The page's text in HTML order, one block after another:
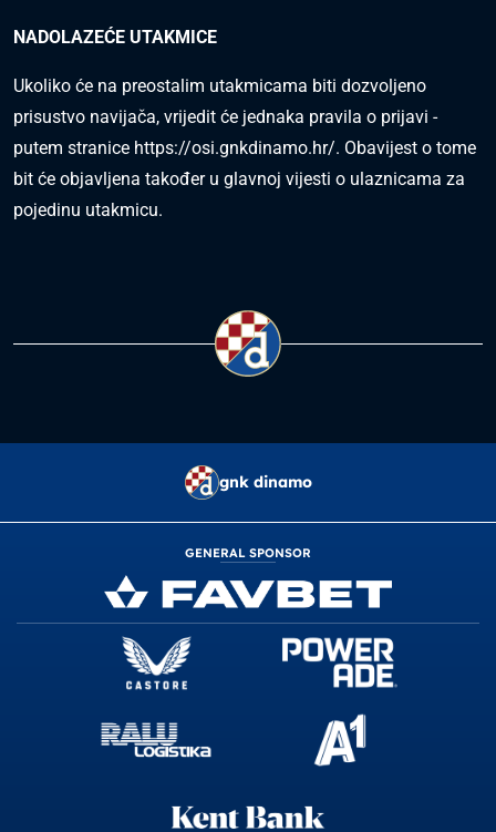
NADOLAZEĆE UTAKMICE
Ukoliko će na preostalim utakmicama biti dozvoljeno
prisustvo navijača, vrijedit će jednaka pravila o prijavi -
putem stranice https://osi.gnkdinamo.hr/. Obavijest o tome
bit će objavljena također u glavnoj vijesti o ulaznicama za
pojedinu utakmicu.
gnk dinamo
GENERAL SPONSOR